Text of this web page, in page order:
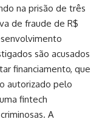
na prisão de três
de fraude de R$
são acusados
financiamento, que
autorizado pelo
fintech
A